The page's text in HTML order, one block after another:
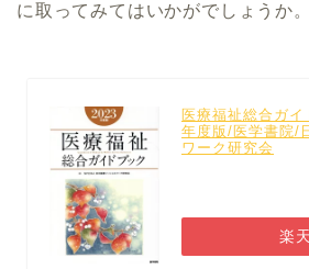
に取ってみてはいかがでしょうか。
医療福祉総合ガイ
年度版/医学書院/
ワーク研究会
楽